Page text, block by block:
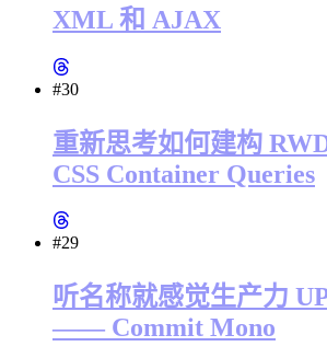
XML 和 AJAX
#30
重新思考如何建构
CSS Container Queries
#29
听名称就感觉生产力
—— Commit Mono